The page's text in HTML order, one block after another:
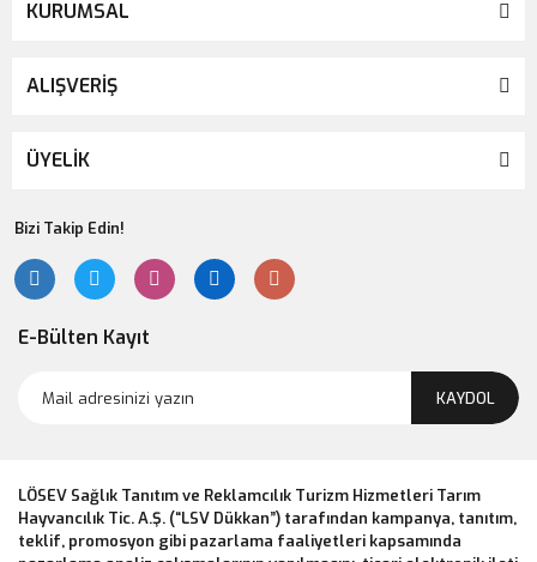
KURUMSAL
ALIŞVERİŞ
ÜYELİK
Bizi Takip Edin!
E-Bülten Kayıt
KAYDOL
LÖSEV Sağlık Tanıtım ve Reklamcılık Turizm Hizmetleri Tarım
Hayvancılık Tic. A.Ş. (“LSV Dükkan”) tarafından kampanya, tanıtım,
teklif, promosyon gibi pazarlama faaliyetleri kapsamında